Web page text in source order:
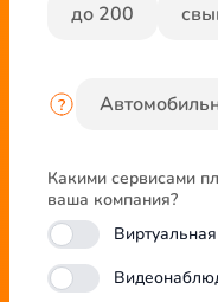
до 200
Какими сервисами
ваша компания?